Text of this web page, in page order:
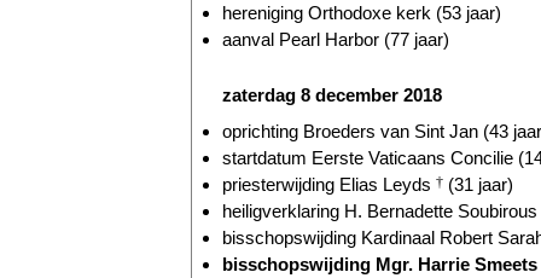
hereniging Orthodoxe kerk (53 jaar)
aanval Pearl Harbor (77 jaar)
zaterdag 8 december 2018
oprichting Broeders van Sint Jan (43
startdatum Eerste Vaticaans Concilie
priesterwijding Elias Leyds † (31 jaar)
heiligverklaring H. Bernadette Soubirous
bisschopswijding Kardinaal Robert
bisschopswijding Mgr. Harrie Smeets